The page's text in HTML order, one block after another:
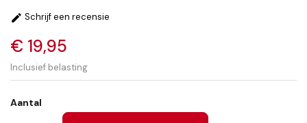
 Schrijf een recensie
€ 19,95
Inclusief belasting
Aantal